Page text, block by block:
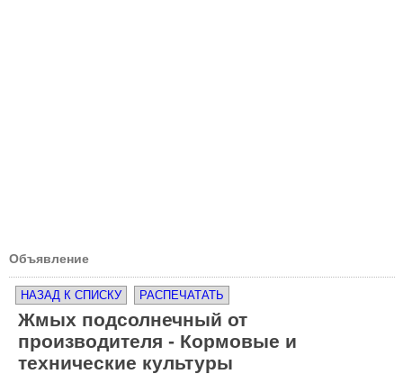
Объявление
НАЗАД К СПИСКУ РАСПЕЧАТАТЬ
Жмых подсолнечный от
производителя - Кормовые и
технические культуры